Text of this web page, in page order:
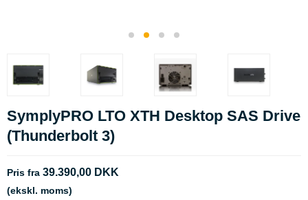
SymplyPRO LTO XTH Desktop SAS Drive
(Thunderbolt 3)
Pris fra 39.390,00 DKK
(ekskl. moms)